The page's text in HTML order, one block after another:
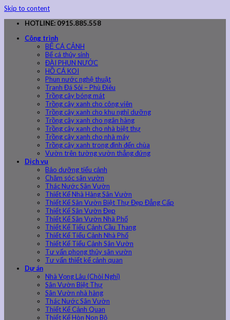
Skip to content
HOTLINE: 0915.885.558
Công trình
BỂ CÁ CẢNH
Bể cá thủy sinh
ĐÀI PHUN NƯỚC
HỒ CÁ KOI
Phun nước nghệ thuật
Tranh Đá Sỏi – Phù Điêu
Trồng cây bóng mát
Trồng cây xanh cho công viên
Trồng cây xanh cho khu nghỉ dưỡng
Trồng cây xanh cho ngân hàng
Trồng cây xanh cho nhà biệt thự
Trồng cây xanh cho nhà máy
Trồng cây xanh trong đình đến chùa
Vườn trên tường vườn thẳng đứng
Dịch vụ
Bảo dưỡng tiểu cảnh
Chăm sóc sân vườn
Thác Nước Sân Vườn
Thiết Kế Nhà Hàng Sân Vườn
Thiết Kế Sân Vườn Biệt Thự Đẹp Đẳng Cấp
Thiết Kế Sân Vườn Đẹp
Thiết Kế Sân Vườn Nhà Phố
Thiết Kế Tiểu Cảnh Cầu Thang
Thiết Kế Tiểu Cảnh Nhà Phố
Thiết Kế Tiểu Cảnh Sân Vườn
Tư vấn phong thủy sân vườn
Tư vấn thiết kế cảnh quan
Dự án
Nhà Vọng Lâu (Chòi Nghỉ)
Sân Vườn Biệt Thự
Sân Vườn nhà hàng
Thác Nước Sân Vườn
Thiết Kế Cảnh Quan
Thiết Kế Hòn Non Bộ